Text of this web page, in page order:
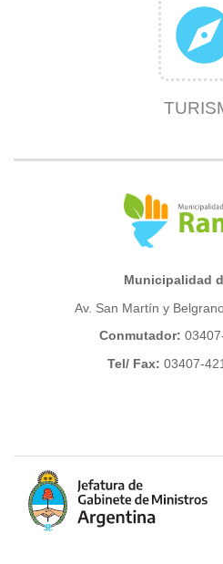
Municipalidad
Av. San Martín y
Conmutador:
Tel/ Fax: 03407-